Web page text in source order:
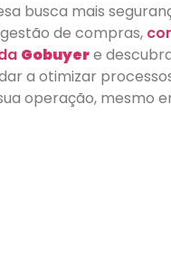
busca mais
de compras,
Gobuyere
a otimizar
operação, mesmo